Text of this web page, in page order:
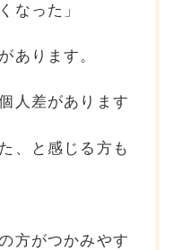
なった」
あります。
人差があります
、と感じる方も
方がつかみやす